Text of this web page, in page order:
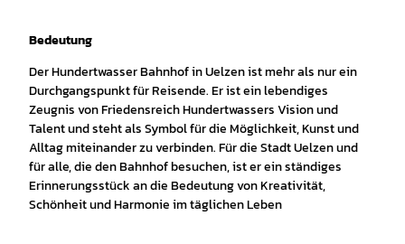
Bedeutung
Der Hundertwasser Bahnhof in Uelzen ist mehr als nur ein
Durchgangspunkt für Reisende. Er ist ein lebendiges
Zeugnis von Friedensreich Hundertwassers Vision und
Talent und steht als Symbol für die Möglichkeit, Kunst und
Alltag miteinander zu verbinden. Für die Stadt Uelzen und
für alle, die den Bahnhof besuchen, ist er ein ständiges
Erinnerungsstück an die Bedeutung von Kreativität,
Schönheit und Harmonie im täglichen Leben